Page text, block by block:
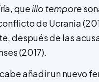
que illo tempore
de Ucrania
después de las
(2017).
añadir un nuevo